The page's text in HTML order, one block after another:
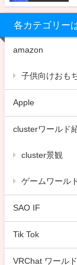
各カテゴリー
amazon
子供向けおも
Apple
clusterワールド
cluster景観
ゲームワール
SAO IF
Tik Tok
VRChat ワール